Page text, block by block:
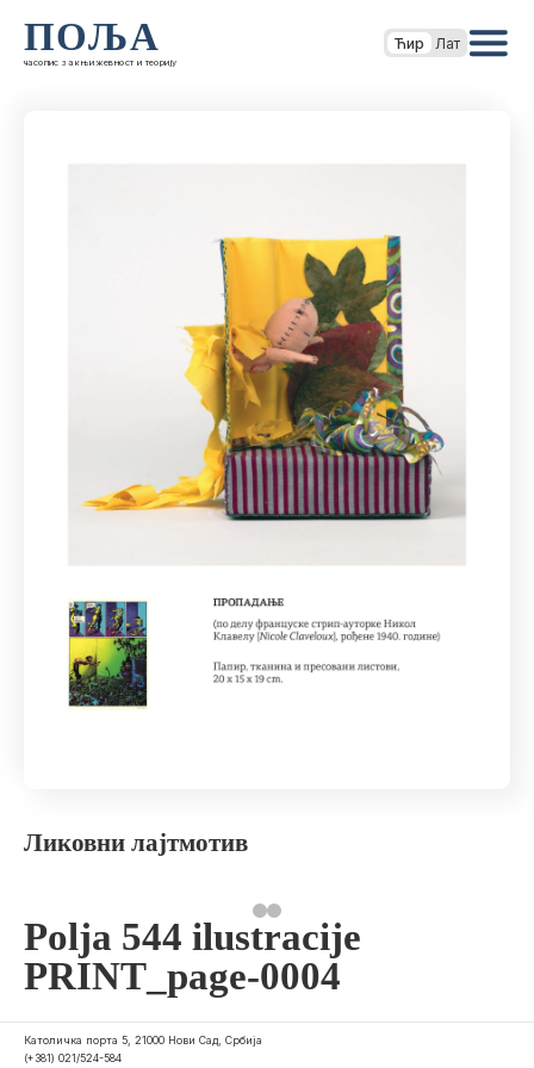
ПОЉА
часопис за књижевност и теорију
Ћир Лат
Ликовни лајтмотив
Polja 544 ilustracije
PRINT_page-0004
Католичка порта 5, 21000 Нови Сад, Србија
(+381) 021/524-584